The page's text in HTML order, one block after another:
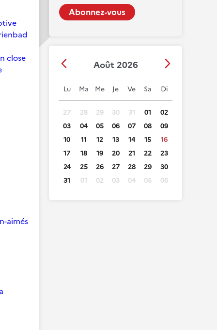
Août 2026
Lu Ma Me Je Ve Sa Di
27 28 29 30 31 01
02
03
04 05 06 07 08
09
10
11 12 13 14 15
16
17
18 19 20 21 22
23
24
25 26 27 28 29
30
31
01 02 03 04 05 06
close
aimés